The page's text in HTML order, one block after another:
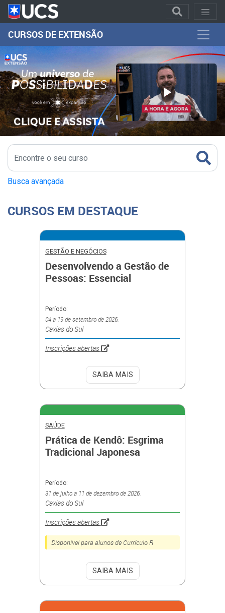
CURSOS DE EXTENSÃO
Busca avançada
CURSOS EM DESTAQUE
GESTÃO E NEGÓCIOS
Desenvolvendo a Gestão de
Pessoas: Essencial
Período:
04 a 19 de setembro de 2026.
Caxias do Sul
Inscrições abertas
SAIBA MAIS
SAÚDE
Prática de Kendô: Esgrima
Tradicional Japonesa
Período:
31 de julho a 11 de dezembro de 2026.
Caxias do Sul
Inscrições abertas
Disponível para alunos de Currículo R
SAIBA MAIS